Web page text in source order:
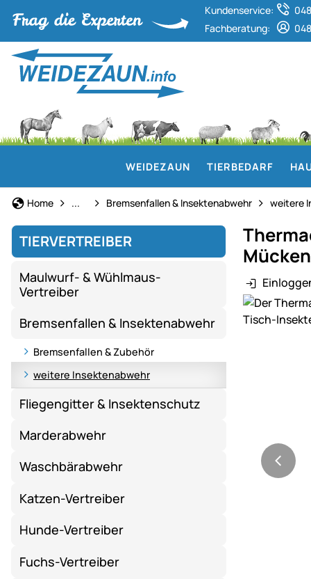
Kundenservice:
Fachberatung:
WEIDEZAUN TIERBEDARF
Home Tiervertreiber
... Bremsenfallen & Insektenabwehr weitere
TIERVERTREIBER
Maulwurf- & Wühlmaus-
Vertreiber
Bremsenfallen & Insektenabwehr
Bremsenfallen & Zubehör
weitere Insektenabwehr
Fliegengitter & Insektenschutz
Marderabwehr
Waschbärabwehr
Katzen-Vertreiber
Hunde-Vertreiber
Fuchs-Vertreiber